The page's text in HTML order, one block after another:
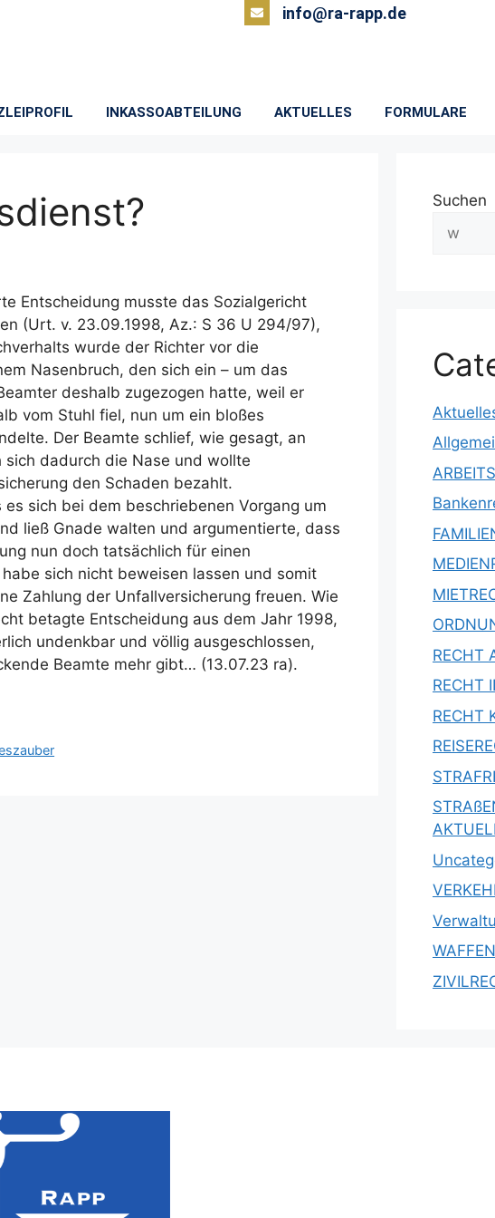
info@ra-rapp.de
INKASSOABTEILUNG AKTUELLES FORMULARE
Entscheidung musste das Sozialgericht
(Urt. v. 23.09.1998, Az.: S 36 U 294/97),
wurde der Richter vor die
Nasenbruch, den sich ein – um das
deshalb zugezogen hatte, weil er
vom Stuhl fiel, nun um ein bloßes
Der Beamte schlief, wie gesagt, an
dadurch die Nase und wollte
den Schaden bezahlt.
sich bei dem beschriebenen Vorgang um
ließ Gnade walten und argumentierte, dass
nun doch tatsächlich für einen
sich nicht beweisen lassen und somit
Zahlung der Unfallversicherung freuen. Wie
betagte Entscheidung aus dem Jahr 1998,
undenkbar und völlig ausgeschlossen,
Beamte mehr gibt… (13.07.23 ra).
Suchen
RECHT
RECHT
RECHT